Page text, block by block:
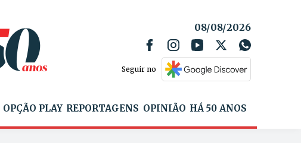
08/08/2026
Seguir no
OPÇÃO PLAY REPORTAGENS OPINIÃO HÁ 50 ANOS